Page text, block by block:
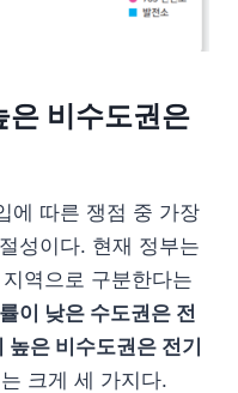
은 비수도권은
에 따른 쟁점 중 가장
성이다. 현재 정부는
역으로 구분한다는
이 낮은 수도권은 전
높은 비수도권은 전기
크게 세 가지다.